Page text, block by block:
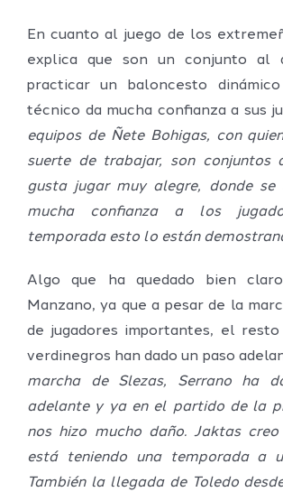
En cuanto al juego de los
explica que son un conjunto al
practicar un baloncesto
técnico da mucha confianza a sus
equipos de Ñete Bohigas, con
suerte de trabajar, son conjuntos
gusta jugar muy alegre, donde se
mucha confianza a los
temporada esto lo están
Algo que ha quedado bien
Manzano, ya que a pesar de la
de jugadores importantes, el resto
verdinegros han dado un paso
marcha de Slezas, Serrano ha
adelante y ya en el partido de la
nos hizo mucho daño. Jaktas
está teniendo una temporada a
También la llegada de Toledo